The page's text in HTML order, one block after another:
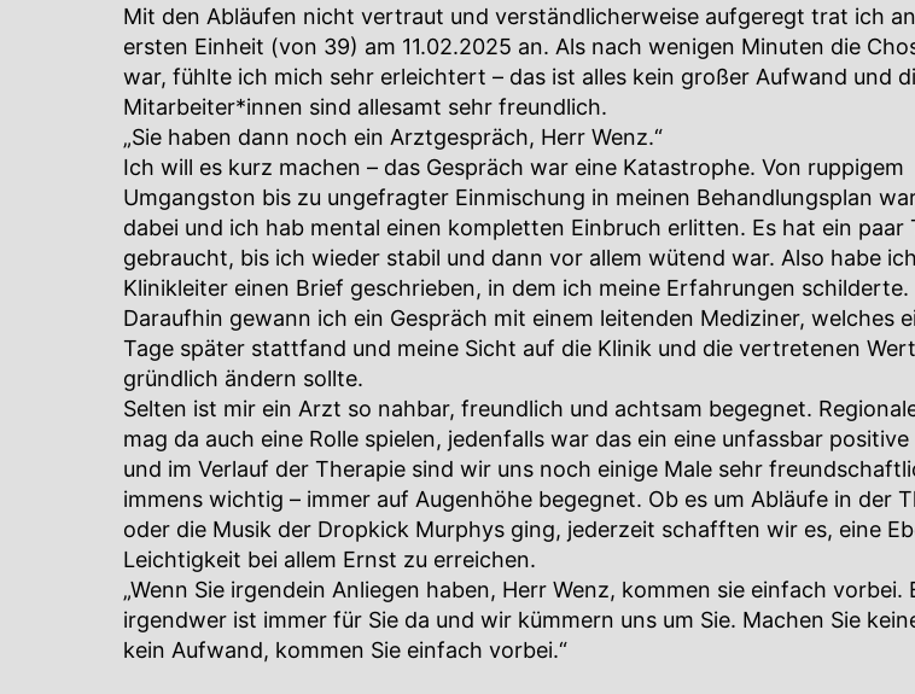
Mit den Abläufen nicht vertraut und verständlicherweise aufgeregt trat ich
ersten Einheit (von 39) am 11.02.2025 an. Als nach wenigen Minuten die
war, fühlte ich mich sehr erleichtert – das ist alles kein großer Aufwand und
Mitarbeiter*innen sind allesamt sehr freundlich.
„Sie haben dann noch ein Arztgespräch, Herr Wenz.“
Ich will es kurz machen – das Gespräch war eine Katastrophe. Von ruppigem
Umgangston bis zu ungefragter Einmischung in meinen Behandlungsplan
dabei und ich hab mental einen kompletten Einbruch erlitten. Es hat ein paar
gebraucht, bis ich wieder stabil und dann vor allem wütend war. Also habe
Klinikleiter einen Brief geschrieben, in dem ich meine Erfahrungen schilderte.
Daraufhin gewann ich ein Gespräch mit einem leitenden Mediziner, welches
Tage später stattfand und meine Sicht auf die Klinik und die vertretenen
gründlich ändern sollte.
Selten ist mir ein Arzt so nahbar, freundlich und achtsam begegnet.
mag da auch eine Rolle spielen, jedenfalls war das ein eine unfassbar
und im Verlauf der Therapie sind wir uns noch einige Male sehr
immens wichtig – immer auf Augenhöhe begegnet. Ob es um Abläufe in der
oder die Musik der Dropkick Murphys ging, jederzeit schafften wir es, eine
Leichtigkeit bei allem Ernst zu erreichen.
„Wenn Sie irgendein Anliegen haben, Herr Wenz, kommen sie einfach vorbei.
irgendwer ist immer für Sie da und wir kümmern uns um Sie. Machen Sie
kein Aufwand, kommen Sie einfach vorbei.“